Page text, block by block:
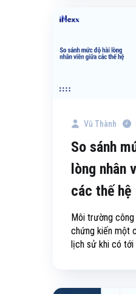
Vũ Thành
So sánh
lòng nhân
các thế hệ
Môi trường
chứng kiến một
lịch sử khi có tới